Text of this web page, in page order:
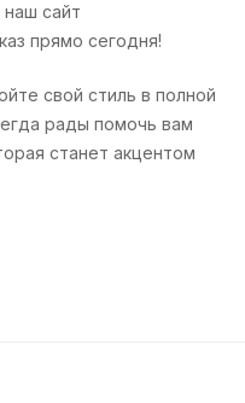
сайт
прямо сегодня!
свой стиль в полной
рады помочь вам
станет акцентом